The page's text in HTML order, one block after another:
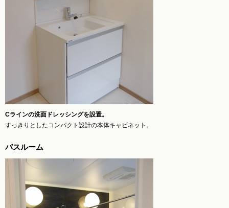
Cラインの洗面ドレッシングを設置。
すっきりとしたコンパクト設計の本体キャビネット。
バスルーム